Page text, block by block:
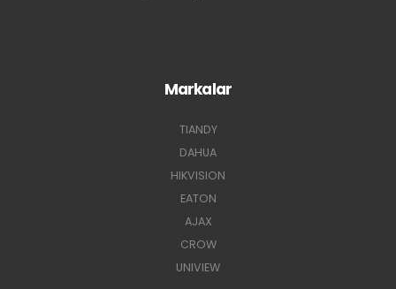
Markalar
TIANDY
DAHUA
HIKVISION
EATON
AJAX
CROW
UNIVIEW